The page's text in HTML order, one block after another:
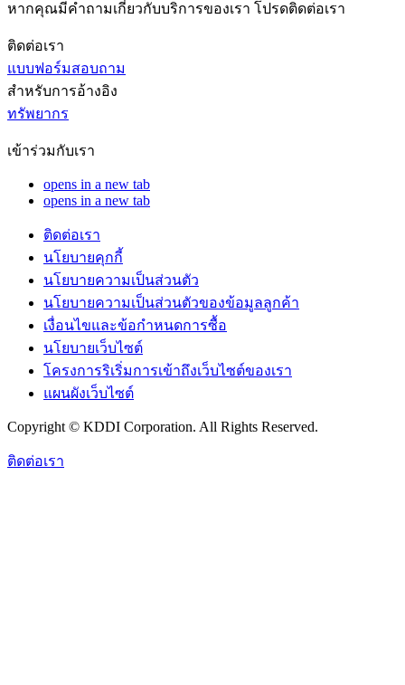
หากคุณมีคำถามเกี่ยวกับบริการของเรา โปรดติดต่อเรา
ติดต่อเรา
แบบฟอร์มสอบถาม
สำหรับการอ้างอิง
ทรัพยากร
เข้าร่วมกับเรา
opens in a new tab
opens in a new tab
ติดต่อเรา
นโยบายคุกกี้
นโยบายความเป็นส่วนตัว
นโยบายความเป็นส่วนตัวของข้อมูลลูกค้า
เงื่อนไขและข้อกำหนดการซื้อ
นโยบายเว็บไซต์
โครงการริเริ่มการเข้าถึงเว็บไซต์ของเรา
แผนผังเว็บไซต์
Copyright © KDDI Corporation. All Rights Reserved.
ติดต่อเรา